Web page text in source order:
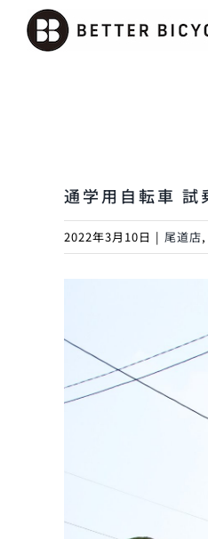
通学用自転車 試
2022年3月10日 | 尾道店,
Image